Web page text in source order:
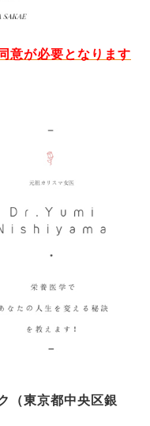
意が必要となります
（東京都中央区銀